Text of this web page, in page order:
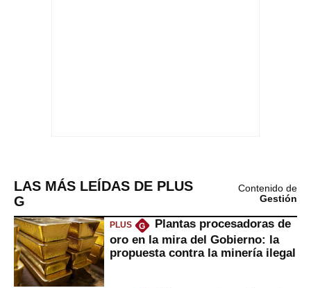
LAS MÁS LEÍDAS DE PLUS
G
Contenido de
Gestión
PLUS G
Plantas procesadoras de
oro en la mira del Gobierno: la
propuesta contra la minería ilegal